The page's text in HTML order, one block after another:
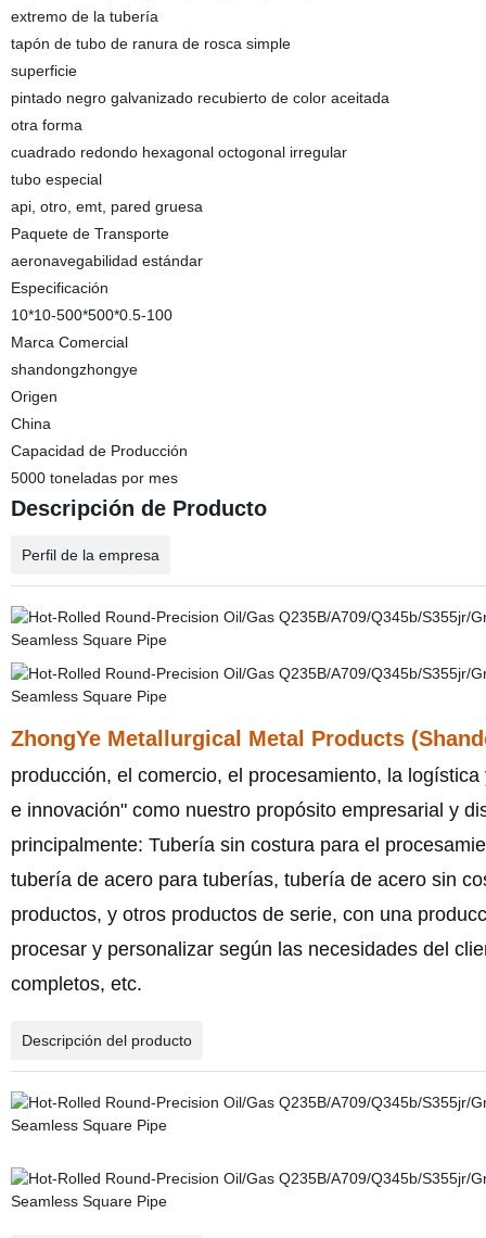
extremo de la tubería
tapón de tubo de ranura de rosca simple
superficie
pintado negro galvanizado recubierto de color aceitada
otra forma
cuadrado redondo hexagonal octogonal irregular
tubo especial
api, otro, emt, pared gruesa
Paquete de Transporte
aeronavegabilidad estándar
Especificación
10*10-500*500*0.5-100
Marca Comercial
shandongzhongye
Origen
China
Capacidad de Producción
5000 toneladas por mes
Descripción de Producto
Perfil de la empresa
ZhongYe Metallurgical Metal Products
producción, el comercio, el procesamiento, la
e innovación" como nuestro propósito empresarial y
principalmente: Tubería sin costura para el
tubería de acero para tuberías, tubería de acero sin
productos, y otros productos de serie, con una
procesar y personalizar según las necesidades del
completos, etc.
Descripción del producto